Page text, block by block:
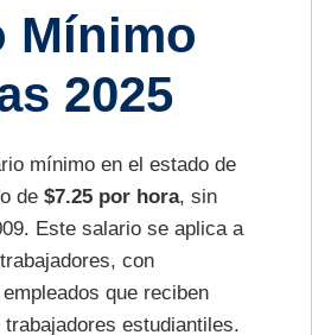
Mínimo
2025
mínimo en el estado de
de $7.25 por hora, sin
Este salario se aplica a
con
que reciben
estudiantiles.